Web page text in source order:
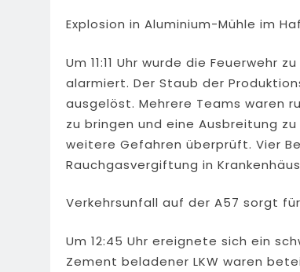
Explosion in Aluminium-Mühle im
Um 11:11 Uhr wurde die Feuerwehr
alarmiert. Der Staub der
ausgelöst. Mehrere Teams waren
zu bringen und eine Ausbreitung
weitere Gefahren überprüft. Vier
Rauchgasvergiftung in
Verkehrsunfall auf der A57 sorgt
Um 12:45 Uhr ereignete sich ein
Zement beladener LKW waren